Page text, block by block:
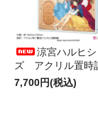
涼宮ハルヒシ
ズ アクリル置時
7,700円(税込)